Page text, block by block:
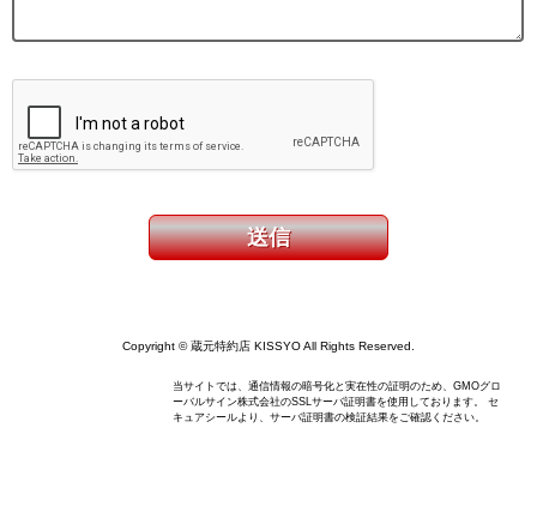
Copyright © 蔵元特約店 KISSYO All Rights Reserved.
当サイトでは、通信情報の暗号化と実在性の証明のため、GMOグロ
ーバルサイン株式会社のSSLサーバ証明書を使用しております。 セ
キュアシールより、サーバ証明書の検証結果をご確認ください。